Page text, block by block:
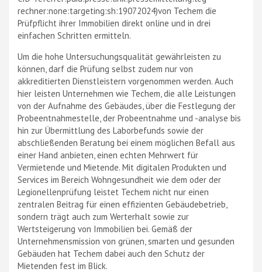
rechner:none:targeting:sh:19072024)von Techem die
Prüfpflicht ihrer Immobilien direkt online und in drei
einfachen Schritten ermitteln.
Um die hohe Untersuchungsqualität gewährleisten zu
können, darf die Prüfung selbst zudem nur von
akkreditierten Dienstleistern vorgenommen werden. Auch
hier leisten Unternehmen wie Techem, die alle Leistungen
von der Aufnahme des Gebäudes, über die Festlegung der
Probeentnahmestelle, der Probeentnahme und -analyse bis
hin zur Übermittlung des Laborbefunds sowie der
abschließenden Beratung bei einem möglichen Befall aus
einer Hand anbieten, einen echten Mehrwert für
Vermietende und Mietende. Mit digitalen Produkten und
Services im Bereich Wohngesundheit wie dem oder der
Legionellenprüfung leistet Techem nicht nur einen
zentralen Beitrag für einen effizienten Gebäudebetrieb,
sondern trägt auch zum Werterhalt sowie zur
Wertsteigerung von Immobilien bei. Gemäß der
Unternehmensmission von grünen, smarten und gesunden
Gebäuden hat Techem dabei auch den Schutz der
Mietenden fest im Blick.